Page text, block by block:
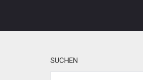
SUCHEN